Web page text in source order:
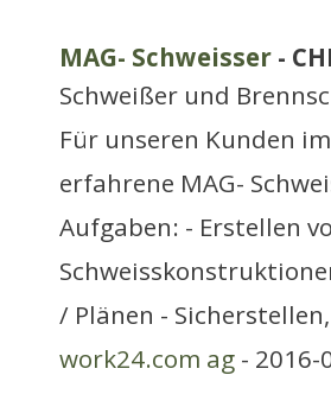
MAG- Schweisser -
Schweißer und
Für unseren Kunden
erfahrene MAG-
Aufgaben: - Erstellen
/ Plänen - Sicherstellen,
work24.com ag - 2016-